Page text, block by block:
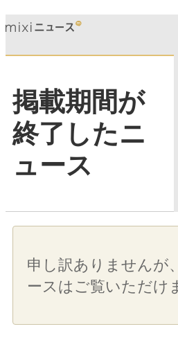
掲載期間が
終了したニ
ュース
申し訳ありませんが
ースはご覧いただけ